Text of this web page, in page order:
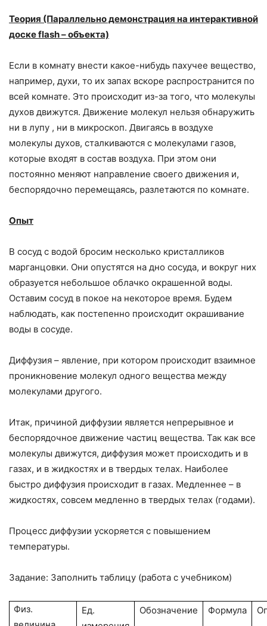
Теория (Параллельно демонстрация на интерактивной
доскеflash– объекта)
Если в комнату внести какое-нибудь пахучее вещество,
например, духи, то их запах вскоре распространится по
всей комнате. Это происходит из-за того, что молекулы
духов движутся. Движение молекул нельзя обнаружить
ни в лупу , ни в микроскоп. Двигаясь в воздухе
молекулы духов, сталкиваются с молекулами газов,
которые входят в состав воздуха. При этом они
постоянно меняют направление своего движения и,
беспорядочно перемещаясь, разлетаются по комнате.
Опыт
В сосуд с водой бросим несколько кристалликов
марганцовки. Они опустятся на дно сосуда, и вокруг них
образуется небольшое облачко окрашенной воды.
Оставим сосуд в покое на некоторое время. Будем
наблюдать, как постепенно происходит окрашивание
воды в сосуде.
Диффузия – явление, при котором происходит взаимное
проникновение молекул одного вещества между
молекулами другого.
Итак, причиной диффузии является непрерывное и
беспорядочное движение частиц вещества. Так как все
молекулы движутся, диффузия может происходить и в
газах, и в жидкостях и в твердых телах. Наиболее
быстро диффузия происходит в газах. Медленнее – в
жидкостях, совсем медленно в твердых телах (годами).
Процесс диффузии ускоряется с повышением
температуры.
Задание: Заполнить таблицу (работа с учебником)
Физ.
Ед.
Обозначение Формула